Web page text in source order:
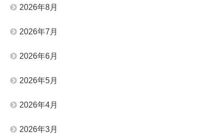
2026年8月
2026年7月
2026年6月
2026年5月
2026年4月
2026年3月